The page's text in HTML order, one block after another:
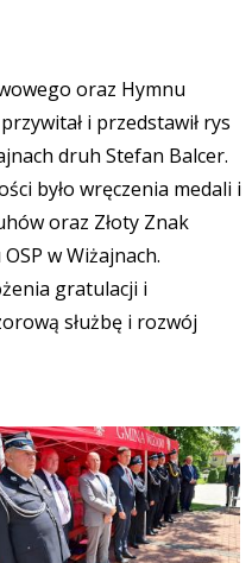
oraz Hymnu
i przedstawił rys
druh Stefan Balcer.
było wręczenia medali i
oraz Złoty Znak
w Wiżajnach.
gratulacji i
służbę i rozwój